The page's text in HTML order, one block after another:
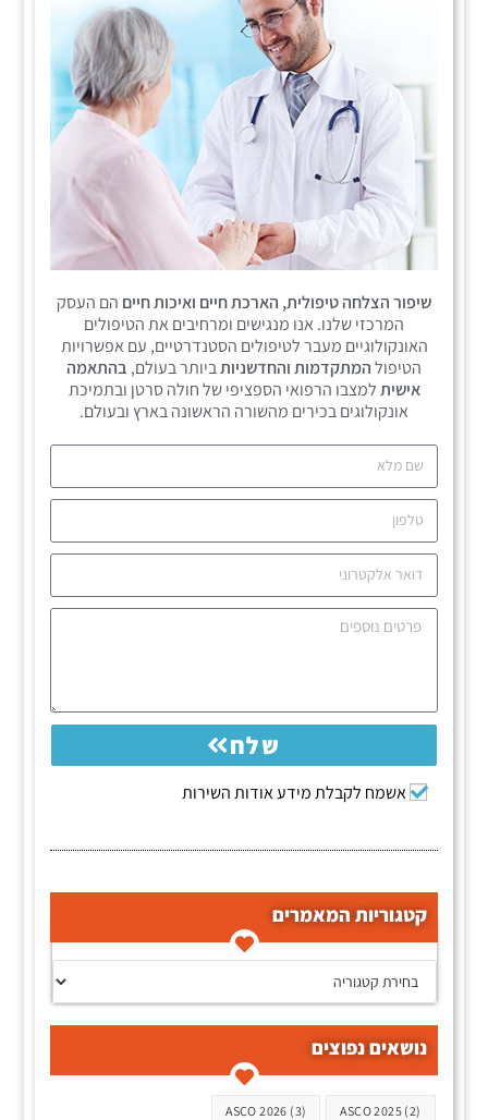
שיפור הצלחה טיפולית, הארכת חיים ואיכות חיים הם העסק
המרכזי שלנו. אנו מנגישים ומרחיבים את הטיפולים
האונקולוגיים מעבר לטיפולים הסטנדרטיים, עם אפשרויות
הטיפולהמתקדמות והחדשניותביותר בעולם, בהתאמה
אישיתלמצבו הרפואי הספציפי של חולה סרטן ובתמיכת
אונקולוגים בכירים מהשורה הראשונה בארץ ובעולם.
אשמח לקבלת מידע אודות השירות
שלח
קטגוריות המאמרים
קטגוריות המאמרים
נושאים נפוצים
תגיות
ASCO 2025(2)
ASCO 2026 (3)